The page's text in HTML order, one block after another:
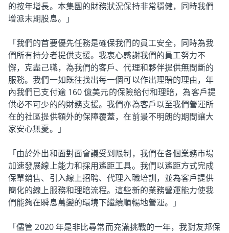
的按年增長。本集團的財務狀況保持非常穩健，同時我們
增派末期股息。」
「我們的首要優先任務是確保我們的員工安全，同時為我
們所有持分者提供支援。我衷心感謝我們的員工努力不
懈，克盡己職，為我們的客戶、代理和夥伴提供無間斷的
服務。我們一如既往找出每一個可以作出理賠的理由，年
內我們已支付逾 160 億美元的保險給付和理賠，為客戶提
供必不可少的的財務支援。我們亦為客戶以至我們營運所
在的社區提供額外的保障覆蓋，在前景不明朗的期間讓大
家安心無憂。」
「由於外出和面對面會議受到限制，我們在各個業務市場
加速發展線上能力和採用遙距工具。我們以遙距方式完成
保單銷售、引入線上招聘、代理入職培訓，並為客戶提供
簡化的線上服務和理賠流程。這些新的業務營運能力使我
們能夠在瞬息萬變的環境下繼續順暢地營運。」
「儘管 2020 年是非比尋常而充滿挑戰的一年，我對友邦保